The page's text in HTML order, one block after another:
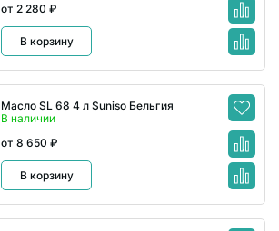
от 2 280 ₽
В корзину
Масло SL 68 4 л Suniso Бельгия
В наличии
от 8 650 ₽
В корзину